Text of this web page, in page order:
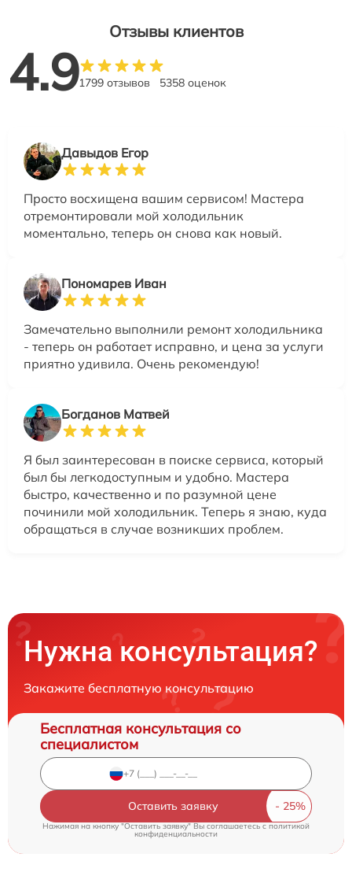
Отзывы клиентов
4.91799 отзывов 5358 оценок
Давыдов Егор
Просто восхищена вашим сервисом! Мастера
отремонтировали мой холодильник
моментально, теперь он снова как новый.
Пономарев Иван
Замечательно выполнили ремонт холодильника
- теперь он работает исправно, и цена за услуги
приятно удивила. Очень рекомендую!
Богданов Матвей
Я был заинтересован в поиске сервиса, который
был бы легкодоступным и удобно. Мастера
быстро, качественно и по разумной цене
починили мой холодильник. Теперь я знаю, куда
обращаться в случае возникших проблем.
Нужна консультация?
Закажите бесплатную консультацию
Бесплатная консультация со
специалистом
Оставить заявку
Нажимая на кнопку "Оставить заявку" Вы соглашаетесь cполитикой
конфиденциальности